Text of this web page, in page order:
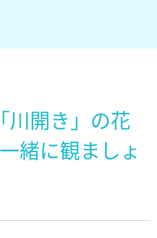
川開き」の花
緒に観ましょ